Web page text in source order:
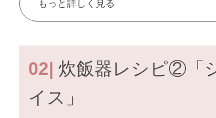
もっと詳しく見る
02| 炊飯器レシピ②「
イス」